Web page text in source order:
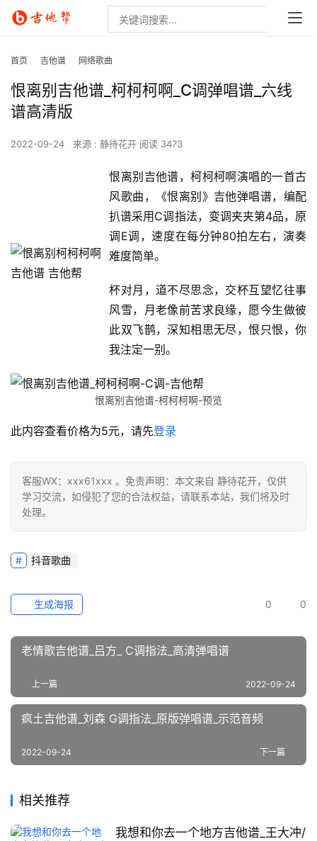
首页 吉他谱 网络歌曲
恨离别吉他谱_柯柯柯啊_C调弹唱谱_六线
谱高清版
2022-09-24 来源 : 静待花开 阅读 3473
恨离别吉他谱，柯柯柯啊演唱的一首古
风歌曲，《恨离别》吉他弹唱谱，编配
扒谱采用C调指法，变调夹夹第4品，原
调E调，速度在每分钟80拍左右，演奏
难度简单。
杯对月，道不尽思念，交杯互望忆往事
风雪，月老像前苦求良缘，愿今生做彼
此双飞鹊，深知相思无尽，恨只恨，你
我注定一别。
恨离别吉他谱-柯柯柯啊-预览
此内容查看价格为5元，请先登录
客服WX：xxx61xxx 。免责声明：本文来自 静待花开，仅供
学习交流，如侵犯了您的合法权益，请联系本站，我们将及时
处理。
抖音歌曲
0 0
生成海报
老情歌吉他谱_吕方_ C调指法_高清弹唱谱
上一篇 2022-09-24
疯土吉他谱_刘森 G调指法_原版弹唱谱_示范音频
下一篇
2022-09-24
相关推荐
我想和你去一个地方吉他谱_王大冲/